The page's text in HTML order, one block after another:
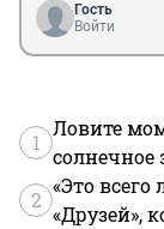
Гость
Войти
1
Ловите
солнечное
2
«Это
«Друзей»,